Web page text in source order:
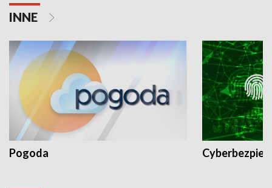
INNE
Pogoda